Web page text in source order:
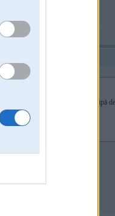
vai pazemes stāvvieta. Principā